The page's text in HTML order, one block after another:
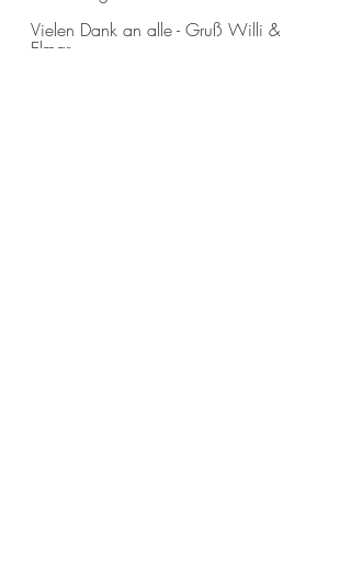
Vielen Dank an alle - Gruß Willi &
Elmar